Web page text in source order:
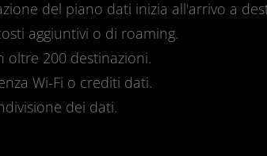
del piano dati inizia all'arrivo a
aggiuntivi o di roaming.
oltre 200 destinazioni.
Wi-Fi o crediti dati.
dei dati.